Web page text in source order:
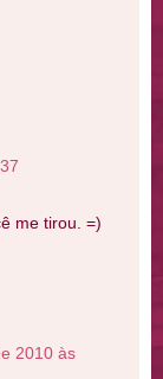
me tirou. =)
2010 às